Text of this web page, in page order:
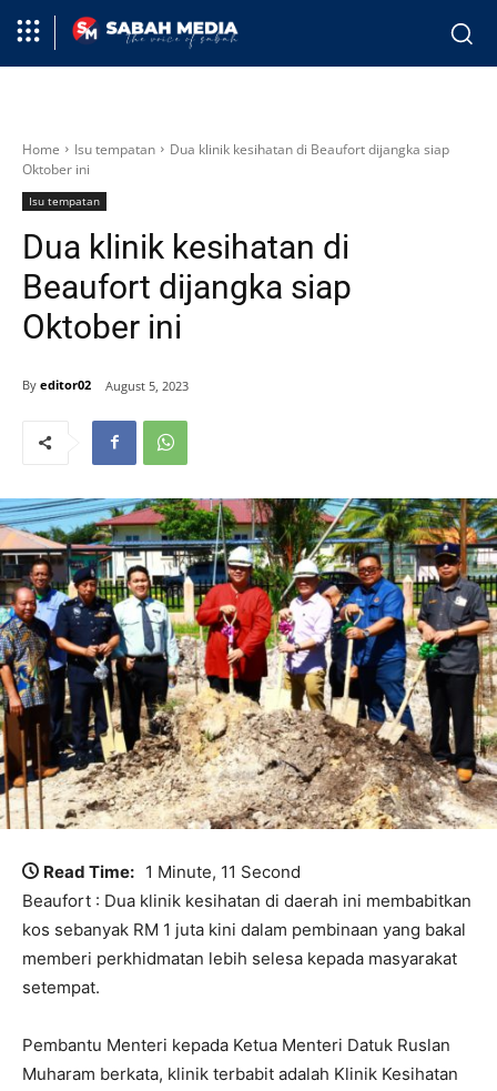
Home Isu tempatan
Dua klinik kesihatan di Beaufort dijangka siap
Oktober ini
Isu tempatan
Dua klinik kesihatan di
Beaufort dijangka siap
Oktober ini
By editor02 August 5, 2023
Read Time: 1 Minute, 11 Second
Beaufort : Dua klinik kesihatan di daerah ini membabitkan
kos sebanyak RM 1 juta kini dalam pembinaan yang bakal
memberi perkhidmatan lebih selesa kepada masyarakat
setempat.
Pembantu Menteri kepada Ketua Menteri Datuk Ruslan
Muharam berkata, klinik terbabit adalah Klinik Kesihatan